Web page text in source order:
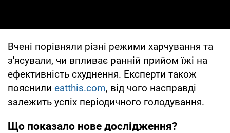
Вчені порівняли різні режими харчування та
з'ясували, чи впливає ранній прийом їжі на
ефективність схуднення. Експерти також
пояснили eatthis.com, від чого насправді
залежить успіх періодичного голодування.
Що показало нове дослідження?